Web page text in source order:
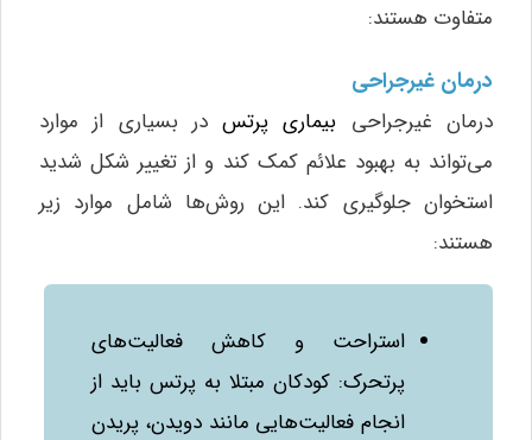
متفاوت هستند:
درمان غیرجراحی
درمان غیرجراحی بیماری پرتسدر بسیاری از موارد
می‌تواند به بهبود علائم کمک کند و از تغییر شکل شدید
استخوان جلوگیری کند. این روش‌ها شامل موارد زیر
هستند:
استراحت و کاهش فعالیت‌های
پرتحرک: کودکان مبتلا به پرتس باید از
انجام فعالیت‌هایی مانند دویدن، پریدن